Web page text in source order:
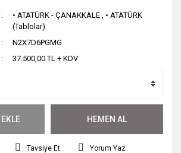
• ATATÜRK - ÇANAKKALE , • ATATÜRK
(Tablolar)
N2X7D6PGMG
37.500,00 TL + KDV
HEMEN AL
Tavsiye Et Yorum Yaz